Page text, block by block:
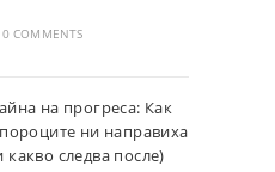
0 COMMENTS
на прогреса: Как
ни направиха
следва после)